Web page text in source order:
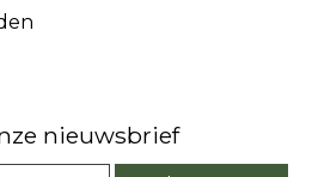
nieuwsbrief